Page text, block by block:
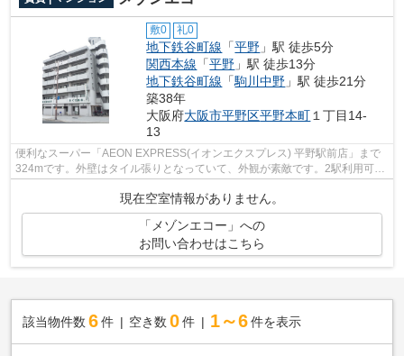
敷0 礼0
地下鉄谷町線 「平野 」駅 徒歩5分
関西本線 「平野 」駅 徒歩13分
地下鉄谷町線 「駒川中野 」駅 徒歩21分
築38年
大阪府大阪市平野区平野本町 １丁目14-
13
便利なスーパー「AEON EXPRESS(イオンエクスプレス) 平野駅前店」まで
324mです。外壁はタイル張りとなっていて、外観が素敵です。2駅利用可能
現在空室情報がありません。
「メゾンエコー」への
お問い合わせはこちら
該当物件数 6件 空き数 0 件 1～6 件を表示